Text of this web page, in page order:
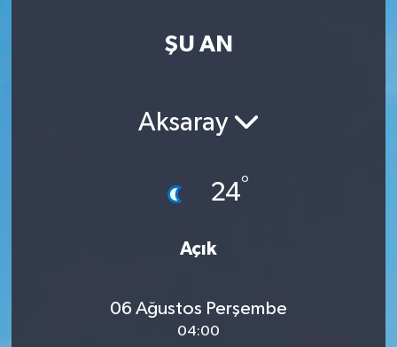
ŞU AN
Aksaray
24°
Açık
06 Ağustos Perşembe
04:00